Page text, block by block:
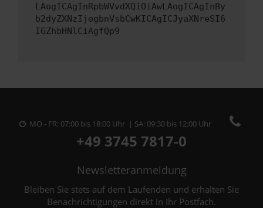
LAogICAgInRpbWVvdXQiOiAwLAogICAgInBy
b2dyZXNzIjogbnVsbCwKICAgICJyaXNreSI6
IGZhbHNlCiAgfQp9
MO - FR: 07:00 bis 18:00 Uhr | SA: 09:30 bis 12:00 Uhr
+49 3745 7817-0
Newsletteranmeldung
Bleiben Sie stets auf dem Laufenden und erhalten Sie
Benachrichtigungen direkt in Ihr Postfach.